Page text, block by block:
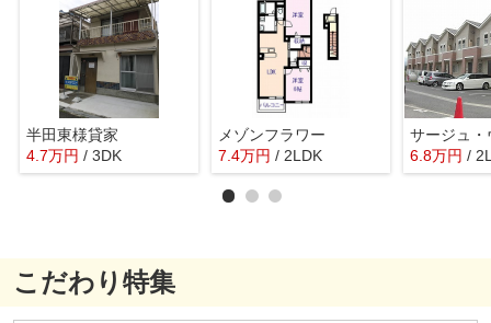
半田東様貸家
4.7万円 / 3DK
メゾンフラワー
7.4万円 / 2LDK
サージュ・
6.8万円 /
こだわり特集